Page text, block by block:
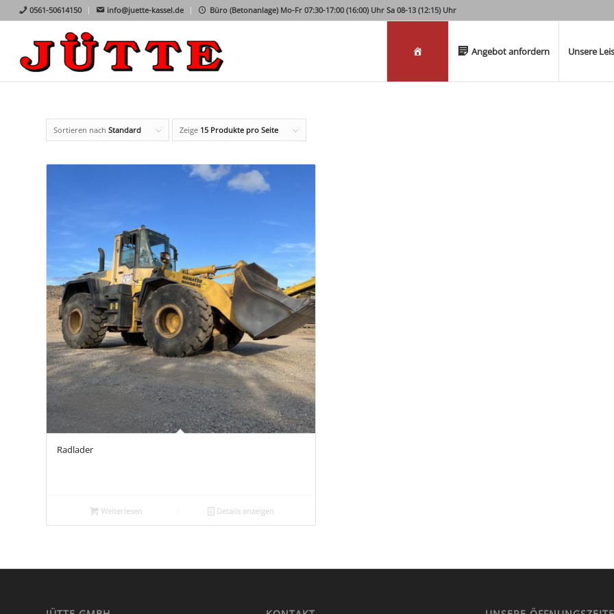
0561-50614150 info@juette-kassel.de Büro (Betonanlage) Mo-Fr 07:30-17:00 (16:00) Uhr Sa 08-13 (12:15) Uhr
WillkommenAngebot anfordern Unsere
Sortieren nach Standard Zeige 15 Produkte pro Seite
Radlader
Weiterlesen Details anzeigen